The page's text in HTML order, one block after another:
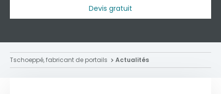
Devis gratuit
Tschoeppé, fabricant de portails Actualités